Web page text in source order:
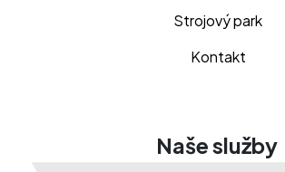
Strojový park
Kontakt
Naše služby